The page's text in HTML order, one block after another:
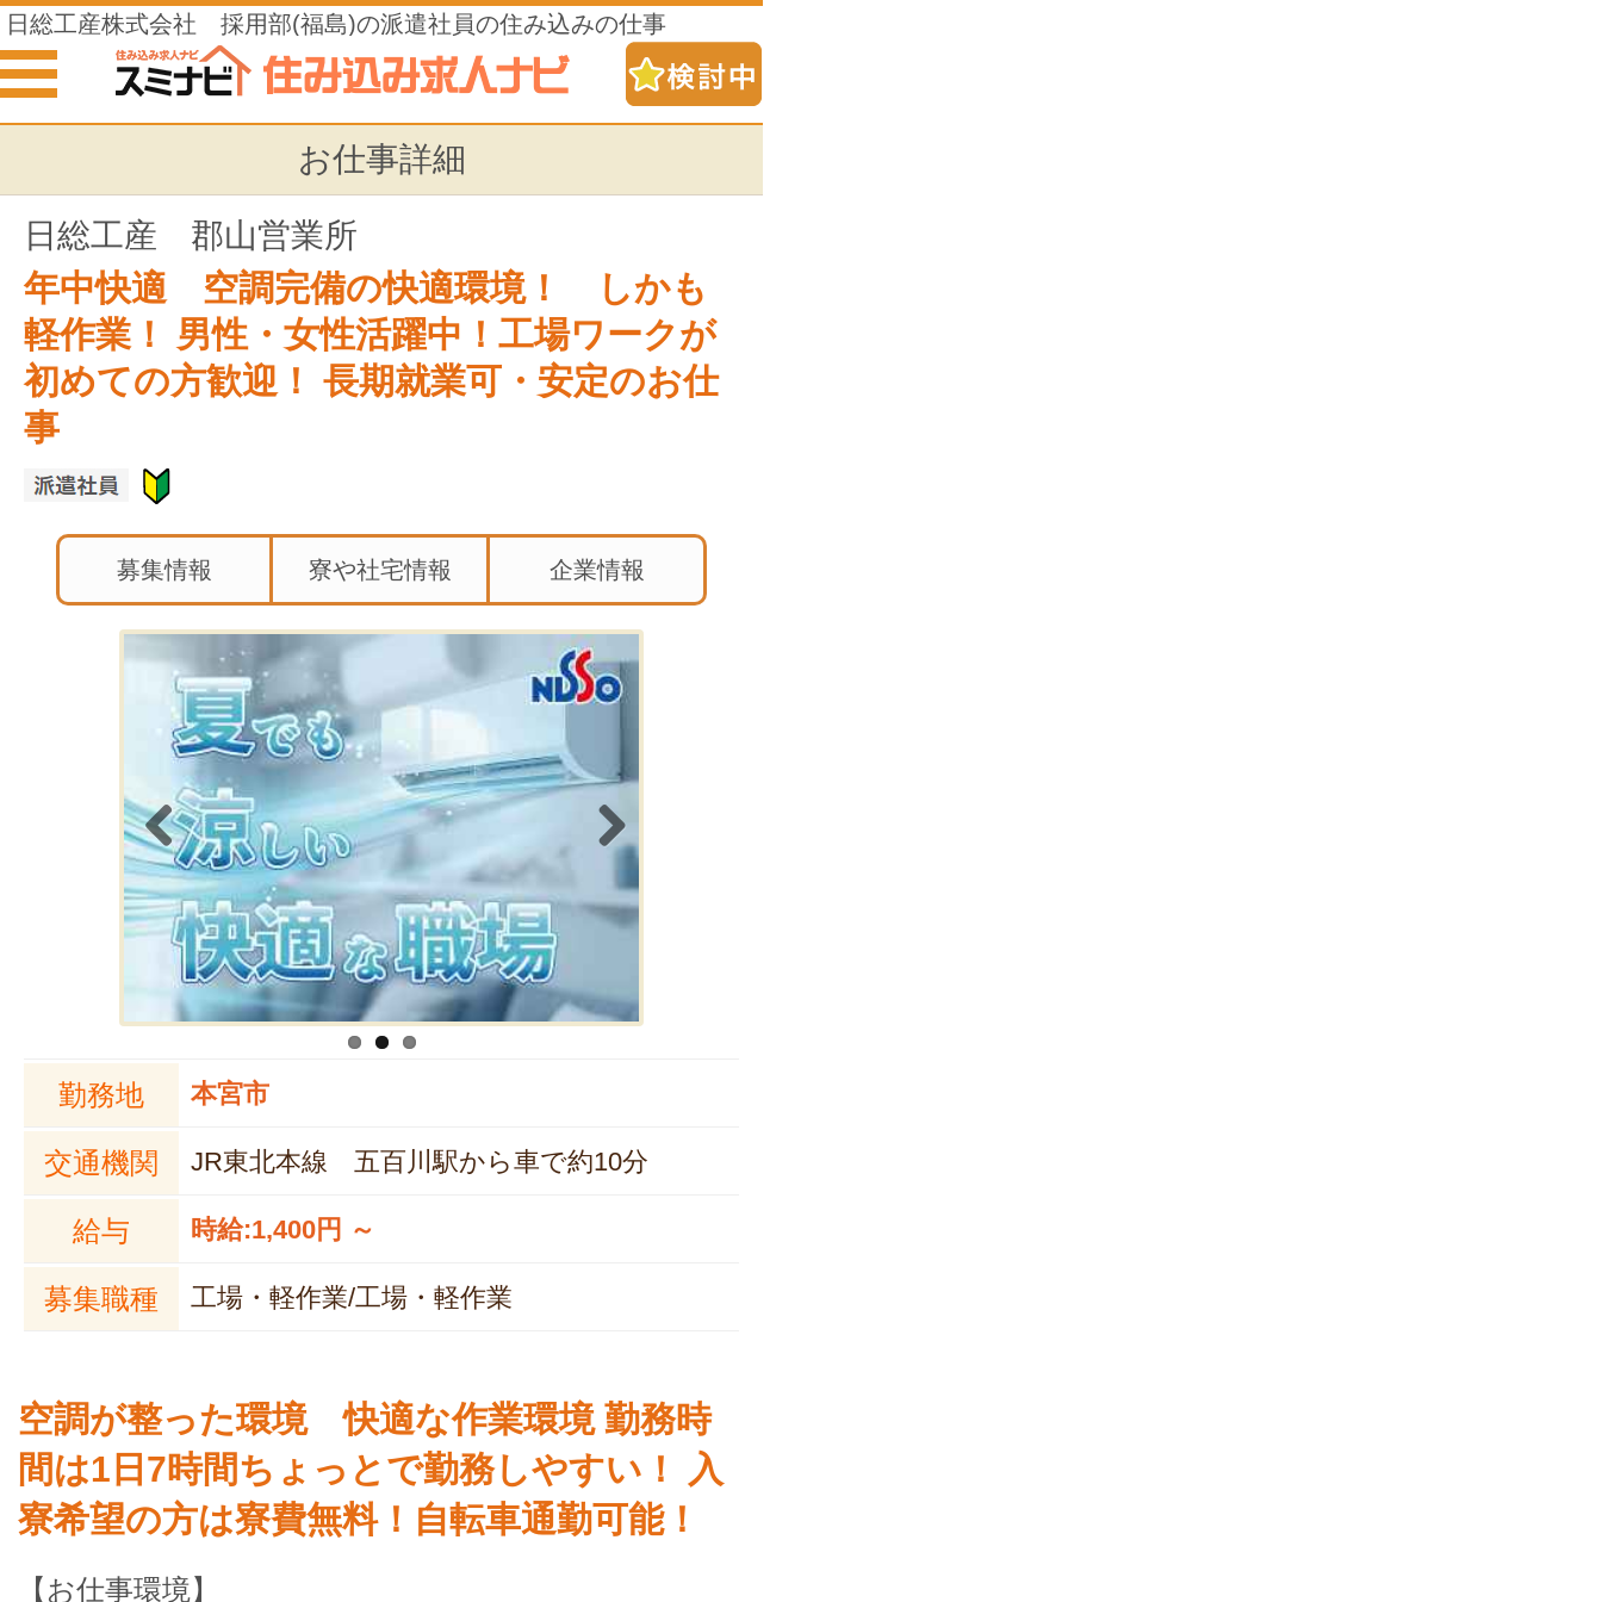
日総工産株式会社 採用部(福島)の派遣社員の住み込みの仕事
お仕事詳細
日総工産 郡山営業所
年中快適 空調完備の快適環境！ しかも
軽作業！ 男性・女性活躍中！工場ワークが
初めての方歓迎！ 長期就業可・安定のお仕
事
募集情報 寮や社宅情報 企業情報
Previous Next
勤務地 本宮市
交通機関 JR東北本線 五百川駅から車で約10分
給与 時給:1,400円 ～
募集職種 工場・軽作業/工場・軽作業
空調が整った環境 快適な作業環境 勤務時
間は1日7時間ちょっとで勤務しやすい！ 入
寮希望の方は寮費無料！自転車通勤可能！
【お仕事環境】